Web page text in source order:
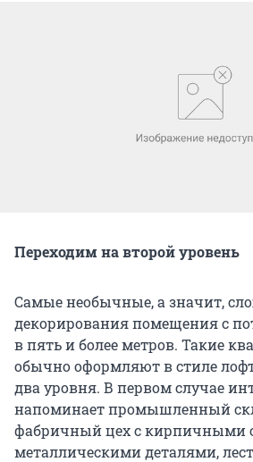
Переходим на второй уровень
Самые необычные, а значит,
декорирования помещения с
в пять и более метров. Такие
обычно оформляют в стиле
два уровня. В первом случае
напоминает промышленный
фабричный цех с кирпичными
металлическими деталями,